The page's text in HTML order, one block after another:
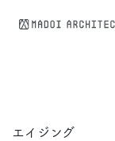
エイジング